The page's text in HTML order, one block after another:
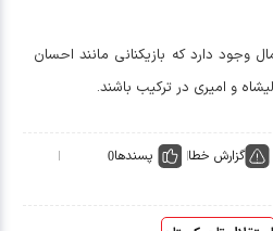
وجود دارد که بازیکنانی مانند احسان
و امیری در ترکیب باشند.
گزارش خطا پسندها0